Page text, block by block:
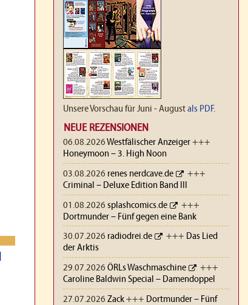
Unsere Vorschau für Juni - Augustals PDF.
NEUE REZENSIONEN
06.08.2026Westfälischer Anzeiger+++
Honeymoon – 3. High Noon
03.08.2026 renes nerdcave.de
+++
Criminal – Deluxe Edition Band III
01.08.2026 splashcomics.de
+++
Dortmunder – Fünf gegen eine Bank
30.07.2026 radiodrei.de +++ Das Lied
der Arktis
29.07.2026 ÖRLs Waschmaschine
+++
Caroline Baldwin Special – Damendoppel
27.07.2026 Zack+++ Dortmunder – Fünf